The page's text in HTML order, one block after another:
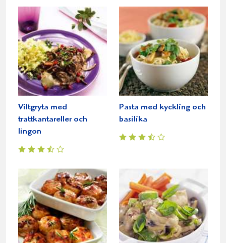
Viltgryta med
trattkantareller och
lingon
Pasta med kyckling och
basilika